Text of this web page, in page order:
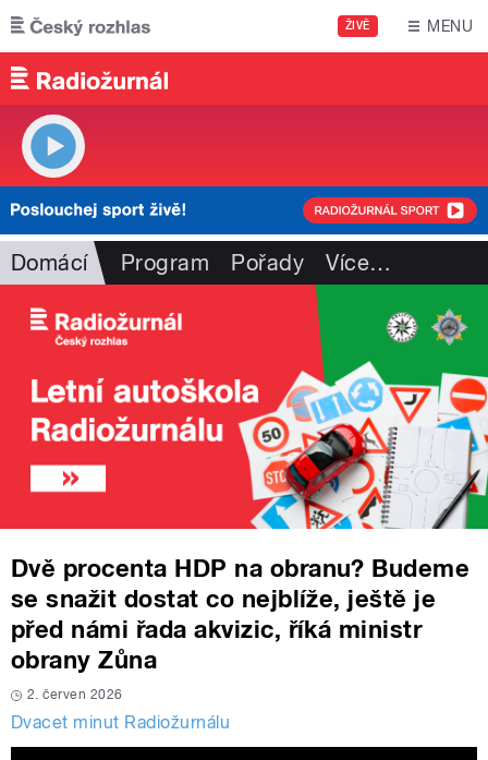
Přejít k hlavnímu obsahu
ŽIVĚ MENU
Domácí Program Pořady Více…
Dvě procenta HDP na obranu? Budeme
se snažit dostat co nejblíže, ještě je
před námi řada akvizic, říká ministr
obrany Zůna
2. červen 2026
Dvacet minut Radiožurnálu